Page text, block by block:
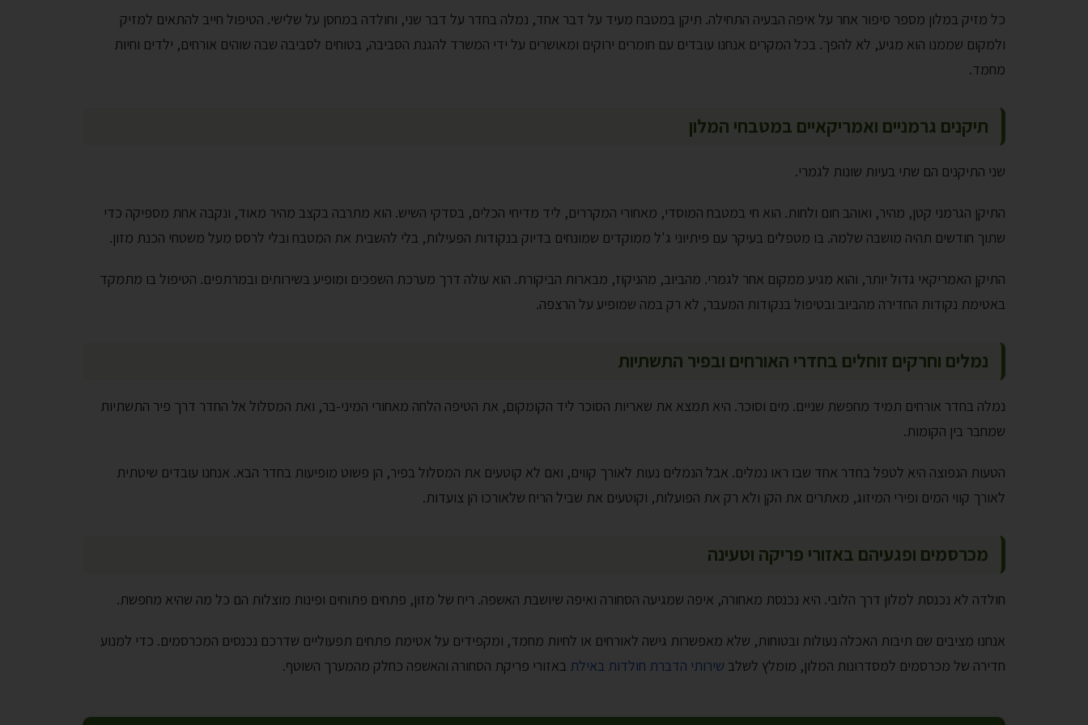
כל מזיק במלון מספר סיפור אחר על איפה הבעיה התחילה. תיקן במטבח מעיד על דבר אחד, נמלה בחדר על דבר שני, וחולדה במחסן על שלישי. הטיפול חייב להתאים למזיק
ולמקום שממנו הוא מגיע, לא להפך. בכל המקרים אנחנו עובדים עם חומרים ירוקים ומאושרים על ידי המשרד להגנת הסביבה, בטוחים לסביבה שבה שוהים אורחים, ילדים וחיות
מחמד.
תיקנים גרמניים ואמריקאיים במטבחי המלון
שני התיקנים הם שתי בעיות שונות לגמרי.
התיקן הגרמני קטן, מהיר, ואוהב חום ולחות. הוא חי במטבח המוסדי, מאחורי המקררים, ליד מדיחי הכלים, בסדקי השיש. הוא מתרבה בקצב מהיר מאוד, ונקבה אחת מספיקה כדי
שתוך חודשים תהיה מושבה שלמה. בו מטפלים בעיקר עם פיתיוני ג'ל ממוקדים שמונחים בדיוק בנקודות הפעילות, בלי להשבית את המטבח ובלי לרסס מעל משטחי הכנת מזון.
התיקן האמריקאי גדול יותר, והוא מגיע ממקום אחר לגמרי. מהביוב, מהניקוז, מבארות הביקורת. הוא עולה דרך מערכת השפכים ומופיע בשירותים ובמרתפים. הטיפול בו מתמקד
באטימת נקודות החדירה מהביוב ובטיפול בנקודות המעבר, לא רק במה שמופיע על הרצפה.
נמלים וחרקים זוחלים בחדרי האורחים ובפיר התשתיות
נמלה בחדר אורחים תמיד מחפשת שניים. מים וסוכר. היא תמצא את שאריות הסוכר ליד הקומקום, את הטיפה הלחה מאחורי המיני-בר, ואת המסלול אל החדר דרך פיר התשתיות
שמחבר בין הקומות.
הטעות הנפוצה היא לטפל בחדר אחד שבו ראו נמלים. אבל הנמלים נעות לאורך קווים, ואם לא קוטעים את המסלול בפיר, הן פשוט מופיעות בחדר הבא. אנחנו עובדים שיטתית
לאורך קווי המים ופירי המיזוג, מאתרים את הקן ולא רק את הפועלות, וקוטעים את שביל הריח שלאורכו הן צועדות.
מכרסמים ופגעיהם באזורי פריקה וטעינה
חולדה לא נכנסת למלון דרך הלובי. היא נכנסת מאחורה, איפה שמגיעה הסחורה ואיפה שיושבת האשפה. ריח של מזון, פתחים פתוחים ופינות מוצלות הם כל מה שהיא מחפשת.
אנחנו מציבים שם תיבות האכלה נעולות ובטוחות, שלא מאפשרות גישה לאורחים או לחיות מחמד, ומקפידים על אטימת פתחים תפעוליים שדרכם נכנסים המכרסמים. כדי למנוע
חדירה של מכרסמים למסדרונות המלון, מומלץ לשלב שירותי הדברת חולדות באילת באזורי פריקת הסחורה והאשפה כחלק מהמערך השוטף.